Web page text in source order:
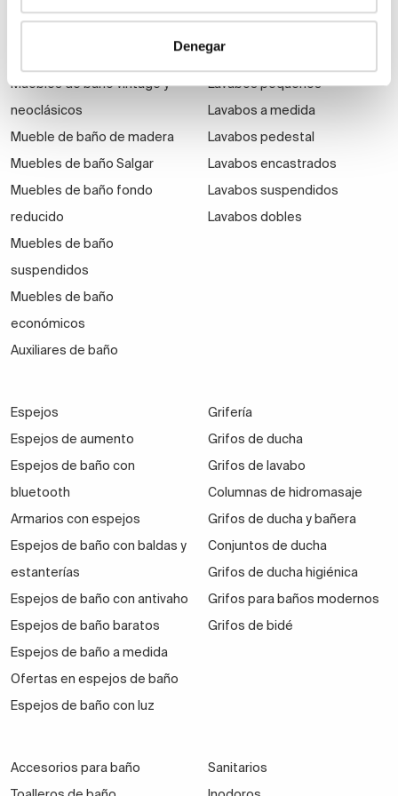
Denegar
Muebles de baño vintage y
neoclásicos
Mueble de baño de madera
Muebles de baño Salgar
Muebles de baño fondo
reducido
Muebles de baño
suspendidos
Muebles de baño
económicos
Auxiliares de baño
Lavabos baratos
Lavabos pequeños
Lavabos a medida
Lavabos pedestal
Lavabos encastrados
Lavabos suspendidos
Lavabos dobles
Espejos
Espejos de aumento
Espejos de baño con
bluetooth
Armarios con espejos
Espejos de baño con baldas y
estanterías
Espejos de baño con antivaho
Espejos de baño baratos
Espejos de baño a medida
Ofertas en espejos de baño
Espejos de baño con luz
Grifería
Grifos de ducha
Grifos de lavabo
Columnas de hidromasaje
Grifos de ducha y bañera
Conjuntos de ducha
Grifos de ducha higiénica
Grifos para baños modernos
Grifos de bidé
Accesorios para baño
Sanitarios